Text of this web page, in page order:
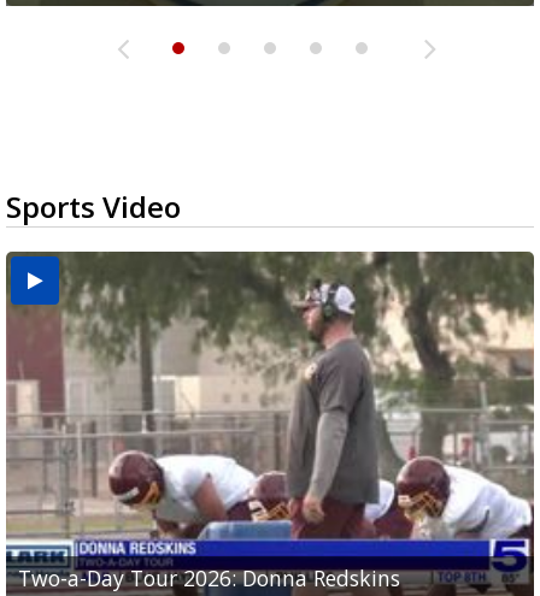
Sports Video
Two-a-Day Tour 2026: Donna Redskins
Two-a-Day Tour 2026: Brownsville Pace Vikings
Two-a-Day Tour 2026: La Joya Coyotes
Two-a-Day Tour 2026: Rio Hondo Bobcats
Two-a-Day Tour 2026: Brownsville St. Joseph
Bloodhounds